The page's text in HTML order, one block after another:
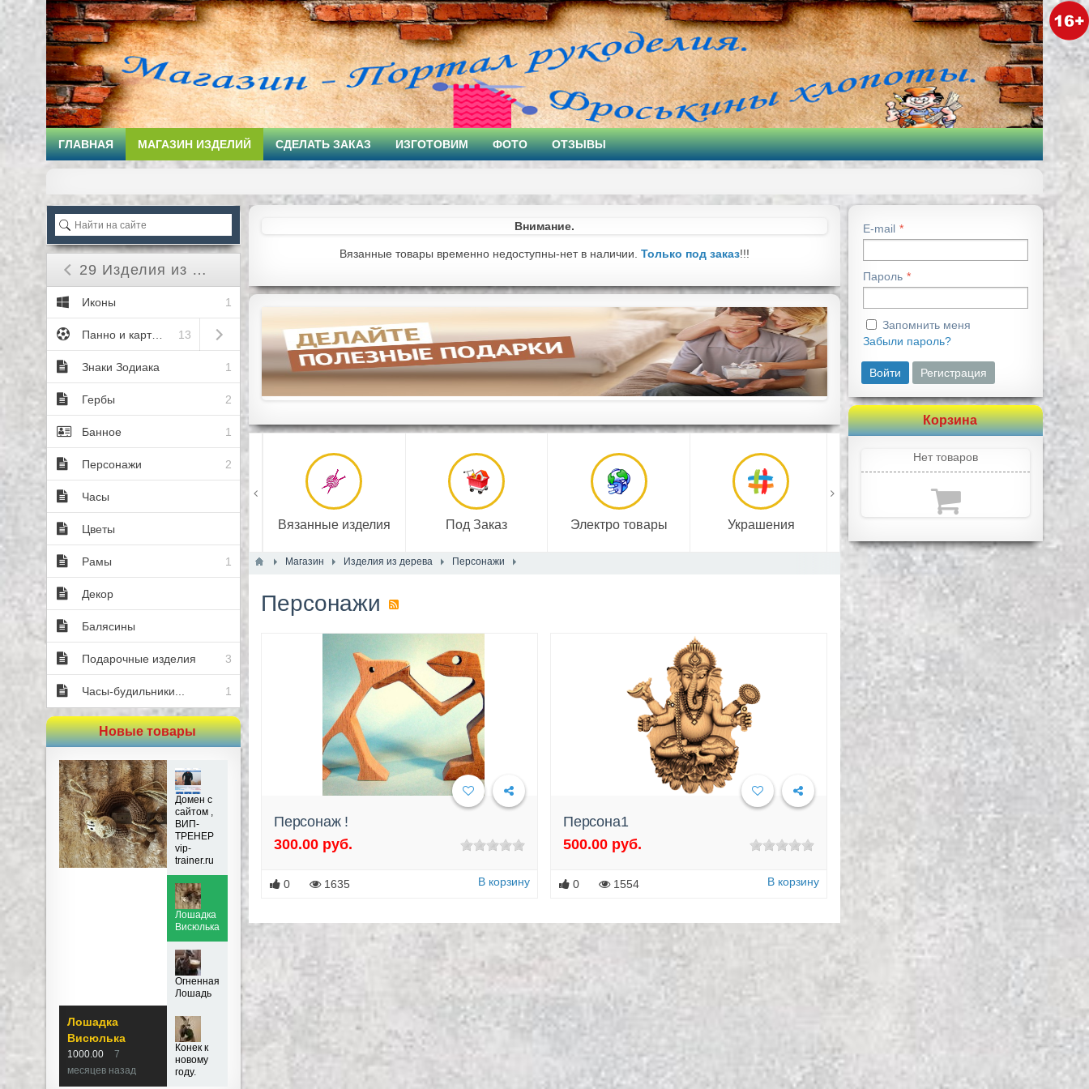
ГЛАВНАЯ МАГАЗИН ИЗДЕЛИЙ СДЕЛАТЬ ЗАКАЗ ИЗГОТОВИМ ФОТО ОТЗЫВЫ
Внимание.
Вязанные товары временно недоступны-нет в наличии. Только под заказ!!!
товары Изделия из дерева Вязанные изделия Под Заказ Электро товары Украшения
Магазин Изделия из дерева Персонажи
Персонажи
Подробнее
Персонаж !
300.00 руб.
0 1635 В корзину
Персона1
500.00 руб.
0 1554 В корзину
Close submenu ( 29 Изделия из дерева )
29 Изделия из дерева
1
Иконы
Open submenu ( 13 Панно и картины )
13
Панно и картины
1
Знаки Зодиака
2
Гербы
1
Банное
2
Персонажи
Часы
Цветы
1
Рамы
Декор
Балясины
3
Подарочные изделия
1
Часы-будильники...
Новые товары
Лошадка
Висюлька
1000.00
7
месяцев назад
Домен с
сайтом ,
ВИП-
ТРЕНЕР
vip-
trainer.ru
Лошадка
Висюлька
Огненная
Лошадь
Конек к
новому
году.
E-mail
Пароль
Запомнить меня
Забыли пароль?
Войти Регистрация
Корзина
Нет товаров